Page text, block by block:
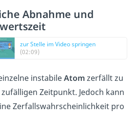
Abnahme und
zur Stelle im Video springen
(02:09)
instabileAtomzerfällt zu
Zeitpunkt. Jedoch kann
Zerfallswahrscheinlichkeit pro